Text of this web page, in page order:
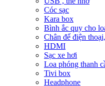
Cóc sạc
Kara box
Bình ắc quy cho
Chân để điện
HDMI
Sạc xe hơi
Loa phóng thanh
Tivi box
Headphone